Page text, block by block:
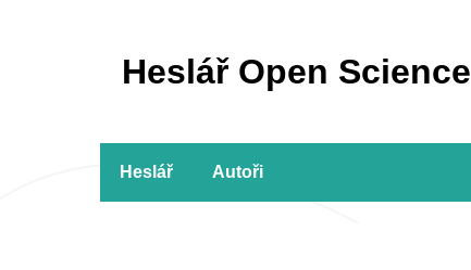
Heslář Open Science
Heslář Autoři